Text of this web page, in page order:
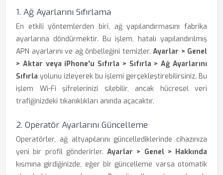
1. Ağ Ayarlarını Sıfırlama
En etkili yöntemlerden biri, ağ yapılandırmasını fabrika
ayarlarına döndürmektir. Bu işlem, hatalı yapılandırılmış
APN ayarlarını ve ağ önbelleğini temizler. Ayarlar > Genel
> Aktar veya iPhone'u Sıfırla > Sıfırla > Ağ Ayarlarını
Sıfırla yolunu izleyerek bu işlemi gerçekleştirebilirsiniz. Bu
işlem Wi-Fi şifrelerinizi silebilir, ancak hücresel veri
trafiğinizdeki tıkanıklıkları anında açacaktır.
2. Operatör Ayarlarını Güncelleme
Operatörler, ağ altyapılarını güncellediklerinde cihazınıza
yeni bir profil gönderirler. Ayarlar > Genel > Hakkında
kısmına girdiğinizde, eğer bir güncelleme varsa otomatik